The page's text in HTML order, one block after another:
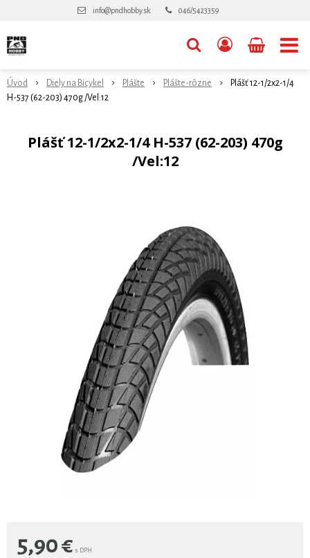
info@pndhobby.sk 046/5423359
Úvod Diely na Bicykel Plášte Plášte-rôzne
Plášť 12-1/2x2-1/4
H-537 (62-203) 470g /Vel:12
Plášť 12-1/2x2-1/4 H-537 (62-203) 470g
/Vel:12
5,90€ s DPH